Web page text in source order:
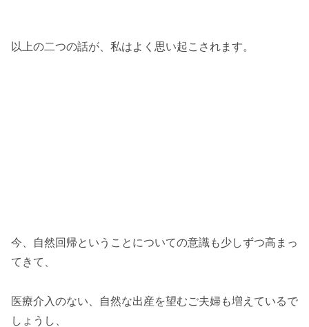
以上の二つの話が、私はよく思い起こされます。
今、自然回帰ということについての意識も少しずつ高まっ
てきて、
医療介入のない、自然な出産を望むご夫婦も増えているで
しょうし、